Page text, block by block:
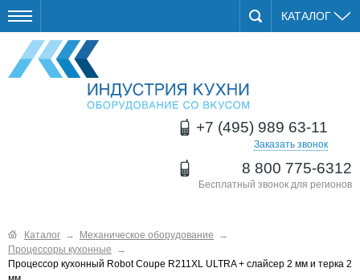
КАТАЛОГ
+7 (495) 989 63-11
Заказать звонок
8 800 775-6312
Бесплатный звонок для регионов
Каталог → Механическое оборудование
→
Процессоры кухонные
→
Процессор кухонный Robot Coupe R211XL ULTRA + cлайсер 2 мм и тeрка 2